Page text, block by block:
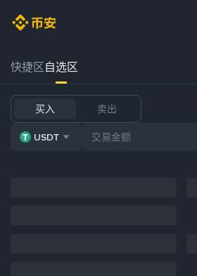
快捷区自选区
买入 卖出
USDT